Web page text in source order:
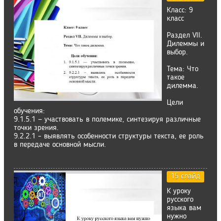
Класс: 9
класс
Раздел VII.
Дилеммы и
выбор.
Тема: Что
такое
дилемма.
Цели
обучения:
9.1.5.1 — участвовать в полемике, синтезируя различные
точки зрения.
9.2.2.1 – выявлять особенности структуры текста, ее роль
в передаче основной мысли.
15 слайд
К уроку
русского
языка вам
нужно